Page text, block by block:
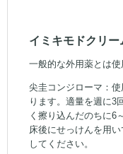
イミキモドクリ
一般的な外用薬とは使
尖圭コンジローマ：
ります。適量を週に3
く擦り込んだのちに6
床後にせっけんを用
してください。